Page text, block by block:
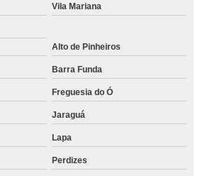
Vila Mariana
Alto de Pinheiros
Barra Funda
Freguesia do Ó
Jaraguá
Lapa
Perdizes